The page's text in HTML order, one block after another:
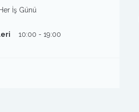
Her İş Günü
10:00 - 19:00